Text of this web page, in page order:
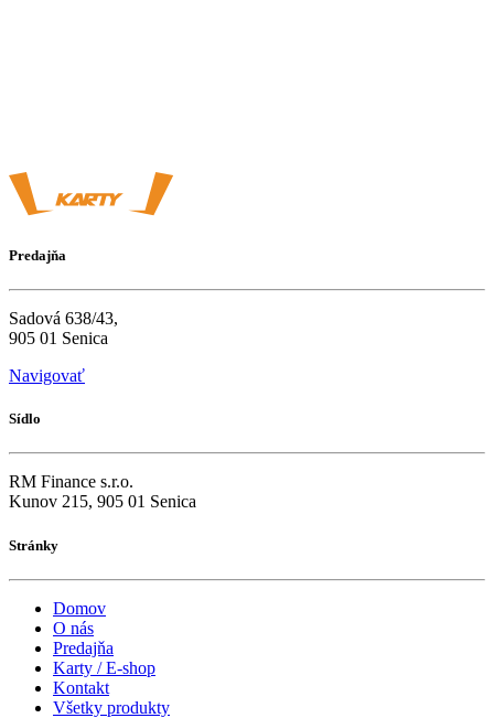
Predajňa
Sadová 638/43,
905 01 Senica
Navigovať
Sídlo
RM Finance s.r.o.
Kunov 215, 905 01 Senica
Stránky
Domov
O nás
Predajňa
Karty / E-shop
Kontakt
Všetky produkty